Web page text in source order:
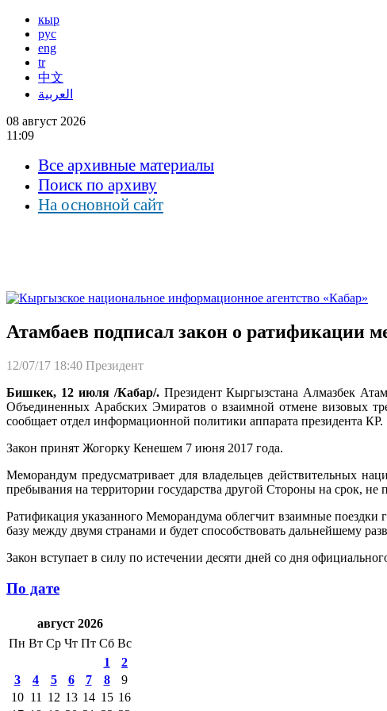
кыр
рус
eng
tr
中文
العربية
08 август 2026
11:09
Все архивные материалы
Поиск по архиву
На основной сайт
Атамбаев подписал закон о ратификации
12/07/17 18:40 Президент
Бишкек, 12 июля /Кабар/.Президент Кыргызстана Алмазбек
Объединенных Арабских Эмиратов о взаимной отмене визовых
сообщает отдел информационной политики аппарата президента КР.
Закон принят Жогорку Кенешем 7 июня 2017 года.
Меморандум предусматривает для владельцев действительных
пребывания на территории государства другой Стороны на срок,
Ратификация указанного Меморандума облегчит взаимные
базу между двумя странами и будет способствовать дальнейшему
Закон вступает в силу по истечении десяти дней со дня
По дате
август 2026
Пн Вт Ср Чт Пт Сб Вс
1
2
3
4 5 6 7 8
9
10 11 12 13 14 15 16